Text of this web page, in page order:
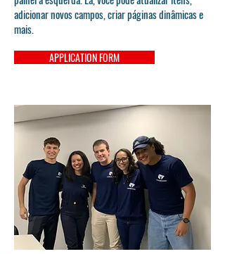
adicionar novos campos, criar páginas dinâmicas e
mais.
APPLICATION FORM